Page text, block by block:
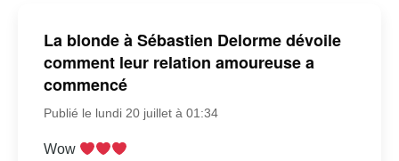
La blonde à Sébastien Delorme dévoile
comment leur relation amoureuse a
commencé
Publié le lundi 20 juillet à 01:34
Wow